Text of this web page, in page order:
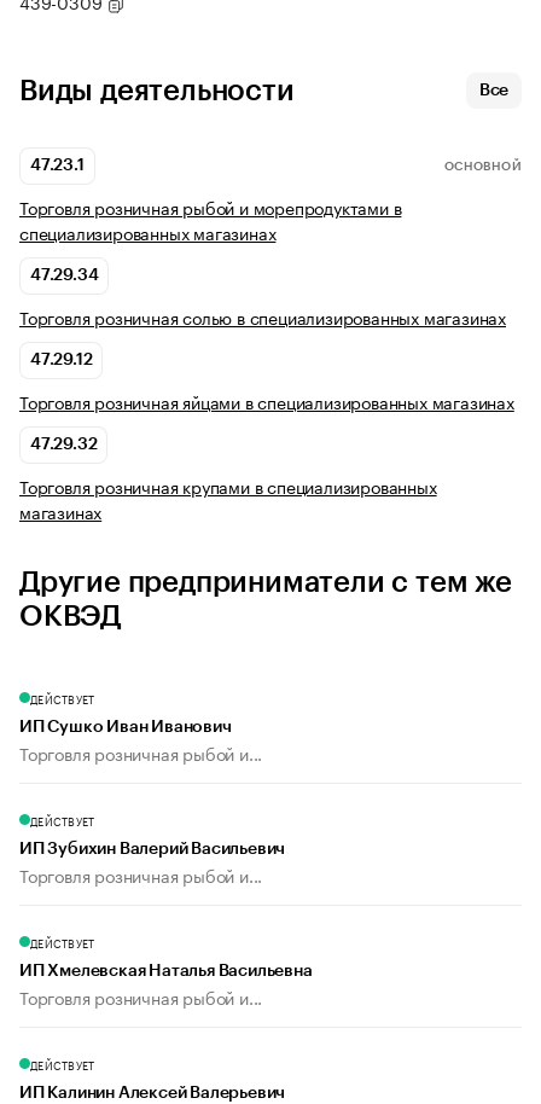
Виды деятельности Все
47.23.1 ОСНОВНОЙ
Торговля розничная рыбой и морепродуктами в
специализированных магазинах
47.29.34
Торговля розничная солью в специализированных магазинах
47.29.12
Торговля розничная яйцами в специализированных магазинах
47.29.32
Торговля розничная крупами в специализированных
магазинах
Другие предприниматели с тем же
ОКВЭД
ДЕЙСТВУЕТ
ИП Сушко Иван Иванович
Торговля розничная рыбой и...
ДЕЙСТВУЕТ
ИП Зубихин Валерий Васильевич
Торговля розничная рыбой и...
ДЕЙСТВУЕТ
ИП Хмелевская Наталья Васильевна
Торговля розничная рыбой и...
ДЕЙСТВУЕТ
ИП Калинин Алексей Валерьевич